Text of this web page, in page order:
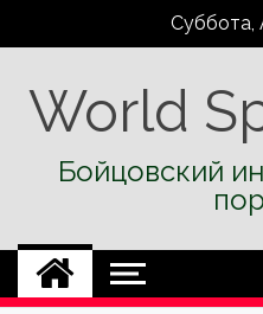
Суббота,
World
Бойцовский